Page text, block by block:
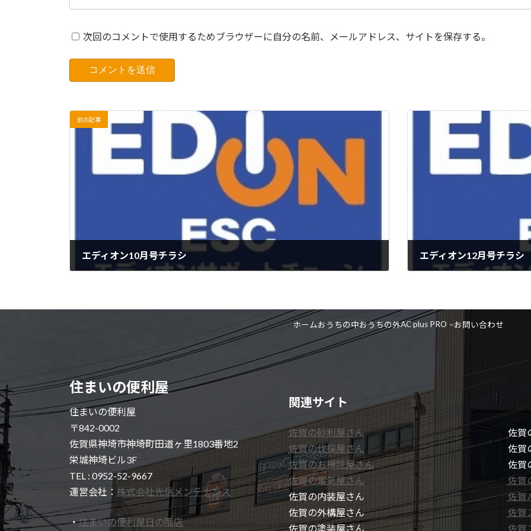
次回のコメントで使用するためブラウザーに自分の名前、メールアドレス、サイトを保存する。
前の記事
エディオン10月号チラシ エディオン12月号チラシ
ホームおうちの中おうちの外AC plus PRO お問い合わせ
住まいの便利屋
住まいの便利屋
〒842-0002
佐賀県神埼市神埼町田道ヶ里1803番地2
栄城神埼ビル3F
TEL : 0952-52-9667
運営会社： 株式会社光信メンテナンス
・住まいの便利屋日の隈店
関連サイト
佐賀の砂利屋さん
佐賀の伐採屋さん
佐賀のお掃除屋さん
佐賀の電気屋さん
佐賀の内装屋さん
佐賀の外構屋さん
佐賀の塗装屋さん
佐賀
佐賀
佐賀
佐賀
佐賀
佐賀
佐賀